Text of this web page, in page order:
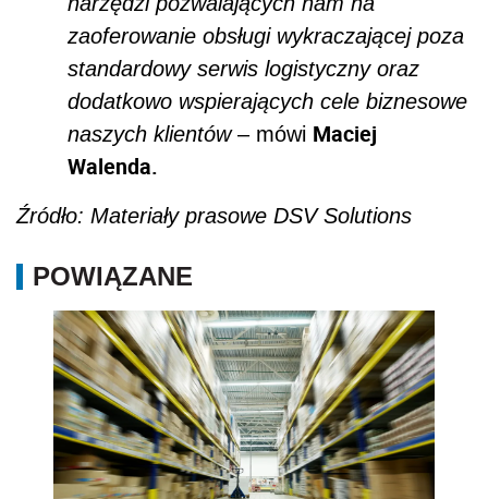
zaoferowanie obsługi wykraczającej poza
standardowy serwis logistyczny oraz
dodatkowo wspierających cele biznesowe
naszych klientów– mówi Maciej
Walenda.
Źródło: Materiały prasowe DSV Solutions
POWIĄZANE